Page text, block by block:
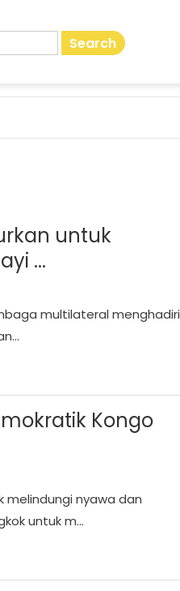
Search
untuk
...
multilateral menghadiri
Kongo
melindungi nyawa dan
untuk m...